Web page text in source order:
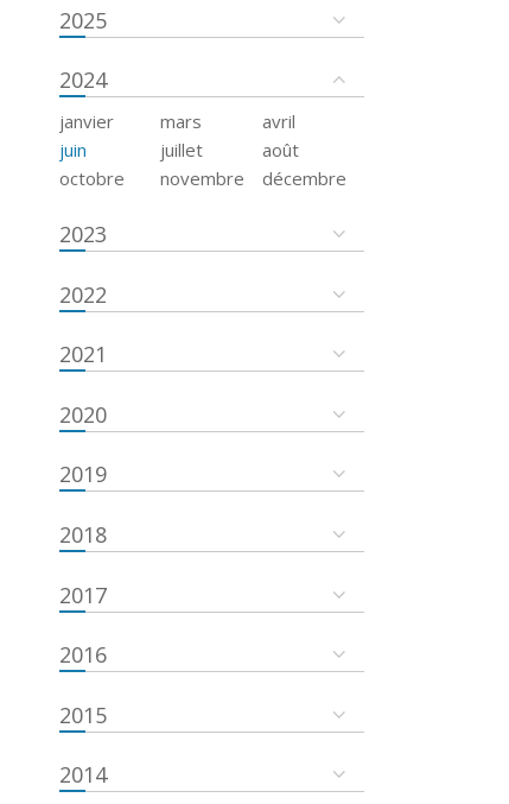
2025
2024
janvier mars
avril
juin
juillet
août
octobre
novembre décembre
2023
2022
2021
2020
2019
2018
2017
2016
2015
2014